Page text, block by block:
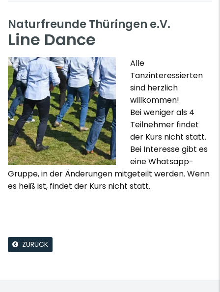
Naturfreunde Thüringen e.V.
Line Dance
Alle
Tanzinteressierten
sind herzlich
willkommen!
Bei weniger als 4
Teilnehmer findet
der Kurs nicht statt.
Bei Interesse gibt es
eine Whatsapp-
Gruppe, in der Änderungen mitgeteilt werden. Wenn
es heiß ist, findet der Kurs nicht statt.
ZURÜCK